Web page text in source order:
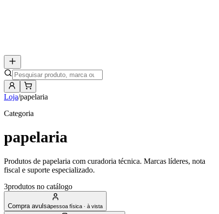
Loja/papelaria
Categoria
papelaria
Produtos de papelaria com curadoria técnica. Marcas líderes, nota
fiscal e suporte especializado.
3produtos no catálogo
Compra avulsapessoa física · à vista